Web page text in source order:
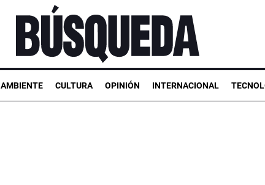
AMBIENTE CULTURA OPINIÓN INTERNACIONAL